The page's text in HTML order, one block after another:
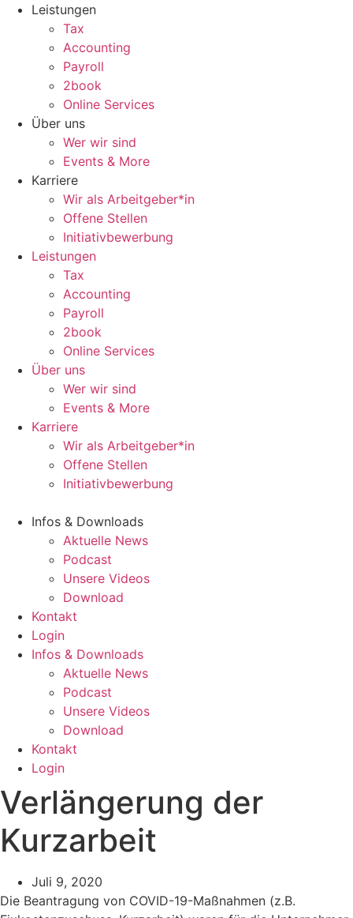
Zum
wechseln
Leistungen
Tax
Accounting
Payroll
2book
Online Services
Über uns
Wer wir sind
Events & More
Karriere
Wir als Arbeitgeber*in
Offene Stellen
Initiativbewerbung
Leistungen
Tax
Accounting
Payroll
2book
Online Services
Über uns
Wer wir sind
Events & More
Karriere
Wir als Arbeitgeber*in
Offene Stellen
Initiativbewerbung
Infos & Downloads
Aktuelle News
Podcast
Unsere Videos
Download
Kontakt
Login
Infos & Downloads
Aktuelle News
Podcast
Unsere Videos
Download
Kontakt
Login
Verlängerung der
Kurzarbeit
Juli 9, 2020
Die Beantragung von COVID-19-Maßnahmen (z.B.